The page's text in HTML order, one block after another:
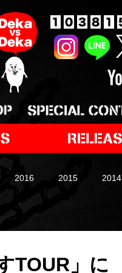
2016 2015 2014
TOUR」に